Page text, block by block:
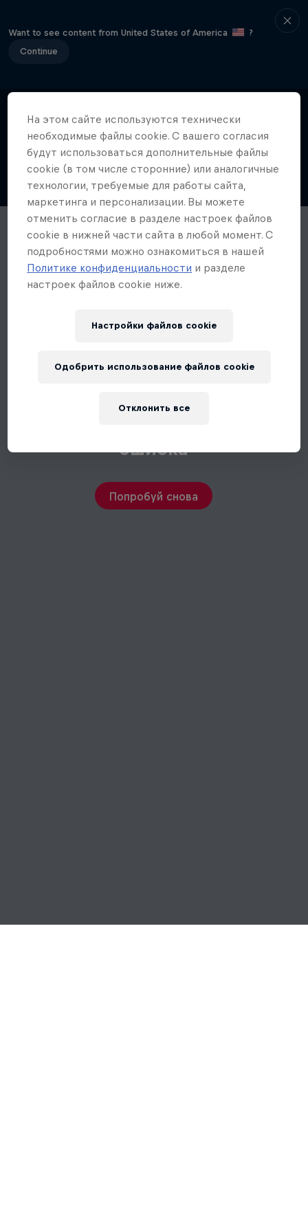
Want to see content from United States of America
?
Continue
ошибка
Попробуй снова
На этом сайте иcпользуются технически
необходимые файлы cookie. С вашего согласия
будут использоваться дополнительные файлы
cookie (в том числе сторонние) или аналогичные
технологии, требуемые для работы сайта,
маркетинга и персонализации. Вы можете
отменить согласие в разделе настроек файлов
cookie в нижней части сайта в любой момент. С
подробностями можно ознакомиться в нашей
Политике конфиденциальности и разделе
настроек файлов cookie ниже.
Настройки файлов cookie
Отклонить все
Одобрить использование файлов cookie